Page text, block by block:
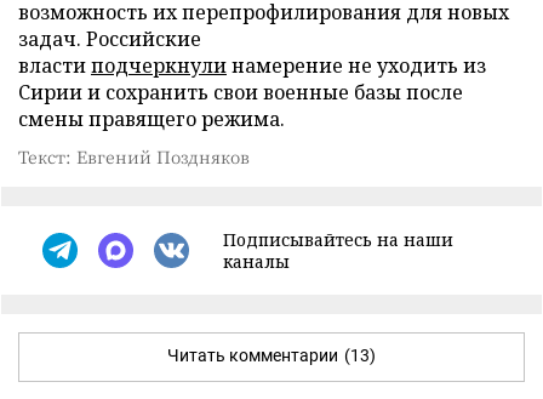
возможность их перепрофилирования для новых
задач. Российские
властиподчеркнулинамерение не уходить из
Сирии и сохранить свои военные базы после
смены правящего режима.
Текст: Евгений Поздняков
Подписывайтесь на наши
каналы
Читать комментарии (13)